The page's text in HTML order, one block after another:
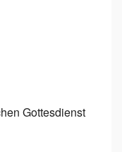
Gottesdienst